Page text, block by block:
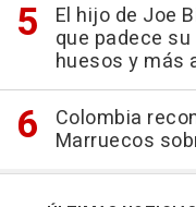
El hijo de Joe
que padece
huesos y más
Colombia
Marruecos